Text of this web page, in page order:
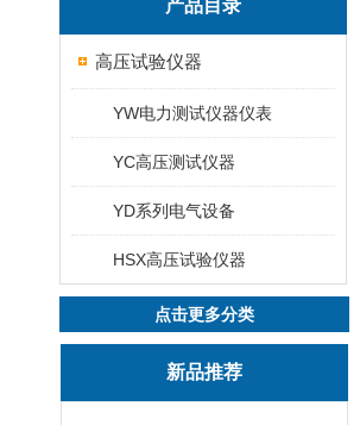
产品目录
高压试验仪器
YW电力测试仪器仪表
YC高压测试仪器
YD系列电气设备
HSX高压试验仪器
点击更多分类
新品推荐